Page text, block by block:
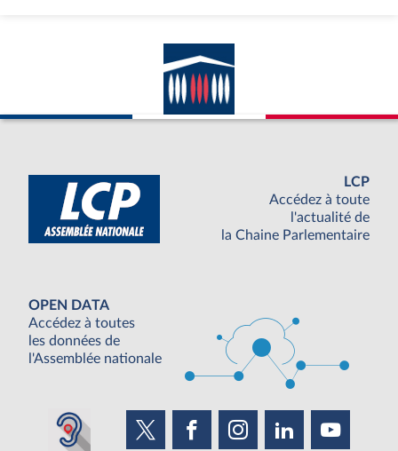
LCP
Accédez à toute
l'actualité de
la Chaine Parlementaire
OPEN DATA
Accédez à toutes
les données de
l'Assemblée nationale